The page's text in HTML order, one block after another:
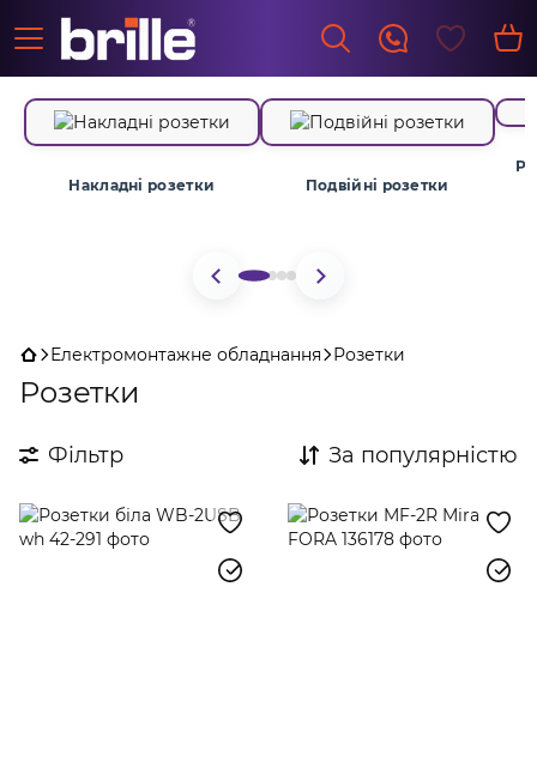
Накладні розетки Подвiйнi розетки
Електромонтажне обладнання Розетки
Розетки
Фільтр За популярністю